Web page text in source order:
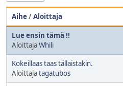
Aihe/Aloittaja
Lue ensin tämä !!
AloittajaWhili
Kokeillaas taas tällaistakin.
Aloittajatagatubos